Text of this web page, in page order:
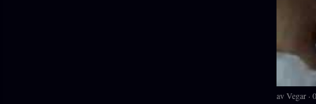
avVegar